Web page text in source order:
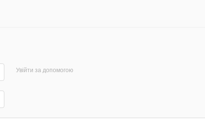
Увійти за допомогою